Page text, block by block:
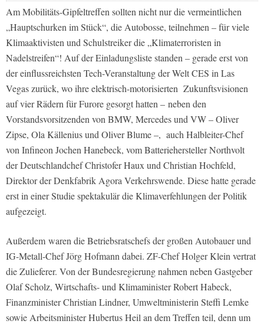
Am Mobilitäts-Gipfeltreffen sollten nicht nur die vermeintlichen
„Hauptschurken im Stück“, die Autobosse, teilnehmen – für viele
Klimaaktivisten und Schulstreiker die „Klimaterroristen in
Nadelstreifen“! Auf der Einladungsliste standen – gerade erst von
der einflussreichsten Tech-Veranstaltung der Welt CES in Las
Vegas zurück, wo ihre elektrisch-motorisierten Zukunftsvisionen
auf vier Rädern für Furore gesorgt hatten – neben den
Vorstandsvorsitzenden von BMW, Mercedes und VW – Oliver
Zipse, Ola Källenius und Oliver Blume –, auch Halbleiter-Chef
von Infineon Jochen Hanebeck, vom Batteriehersteller Northvolt
der Deutschlandchef Christofer Haux und Christian Hochfeld,
Direktor der Denkfabrik Agora Verkehrswende. Diese hatte gerade
erst in einer Studie spektakulär die Klimaverfehlungen der Politik
aufgezeigt.
Außerdem waren die Betriebsratschefs der großen Autobauer und
IG-Metall-Chef Jörg Hofmann dabei. ZF-Chef Holger Klein vertrat
die Zulieferer. Von der Bundesregierung nahmen neben Gastgeber
Olaf Scholz, Wirtschafts- und Klimaminister Robert Habeck,
Finanzminister Christian Lindner, Umweltministerin Steffi Lemke
sowie Arbeitsminister Hubertus Heil an dem Treffen teil, denn um